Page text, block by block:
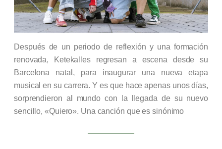
Después de un periodo de reflexión y una formación
renovada, Ketekalles regresan a escena desde su
Barcelona natal, para inaugurar una nueva etapa
musical en su carrera. Y es que hace apenas unos días,
sorprendieron al mundo con la llegada de su nuevo
sencillo, «Quiero». Una canción que es sinónimo